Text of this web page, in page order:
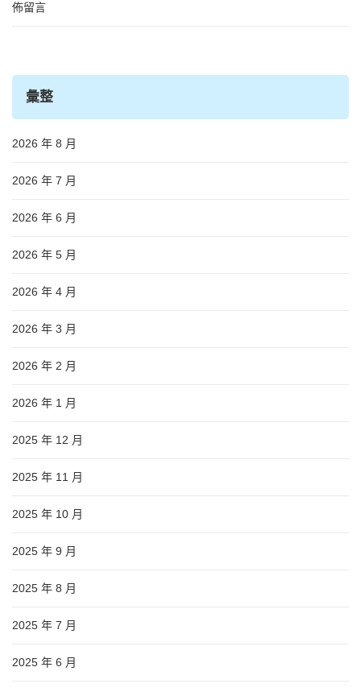
佈留言
彙整
2026 年 8 月
2026 年 7 月
2026 年 6 月
2026 年 5 月
2026 年 4 月
2026 年 3 月
2026 年 2 月
2026 年 1 月
2025 年 12 月
2025 年 11 月
2025 年 10 月
2025 年 9 月
2025 年 8 月
2025 年 7 月
2025 年 6 月